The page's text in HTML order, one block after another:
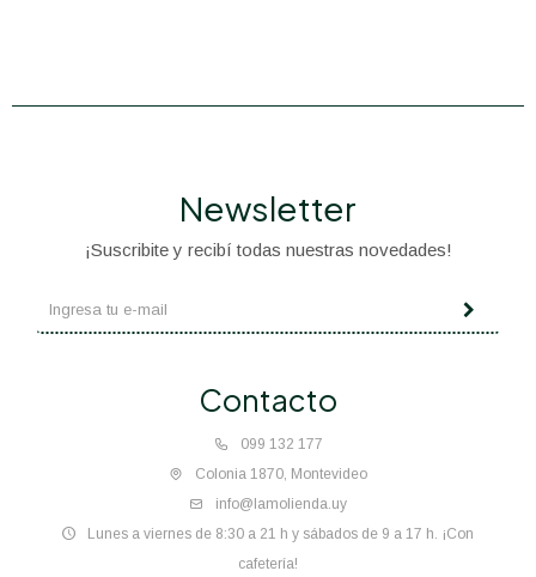
Contacto
099 132 177
Colonia 1870, Montevideo
info@lamolienda.uy
Lunes a viernes de 8:30 a 21 h y sábados de 9 a 17 h. ¡Con
cafetería!
Newsletter
¡Suscribite y recibí todas nuestras novedades!